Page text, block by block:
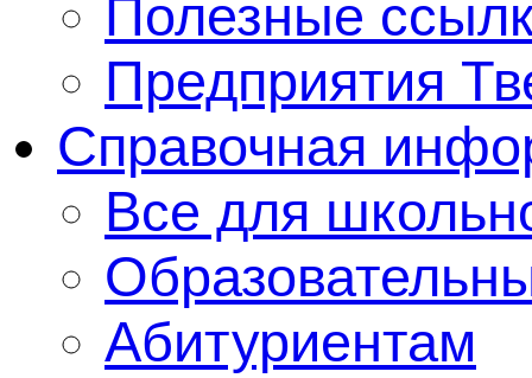
Полезные
Предприятия
Справочная
Все для
Абитуриентам